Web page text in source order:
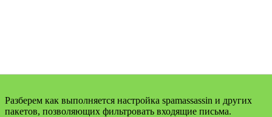
Разберем как выполняется настройка spamassassin и других
пакетов, позволяющих фильтровать входящие письма.